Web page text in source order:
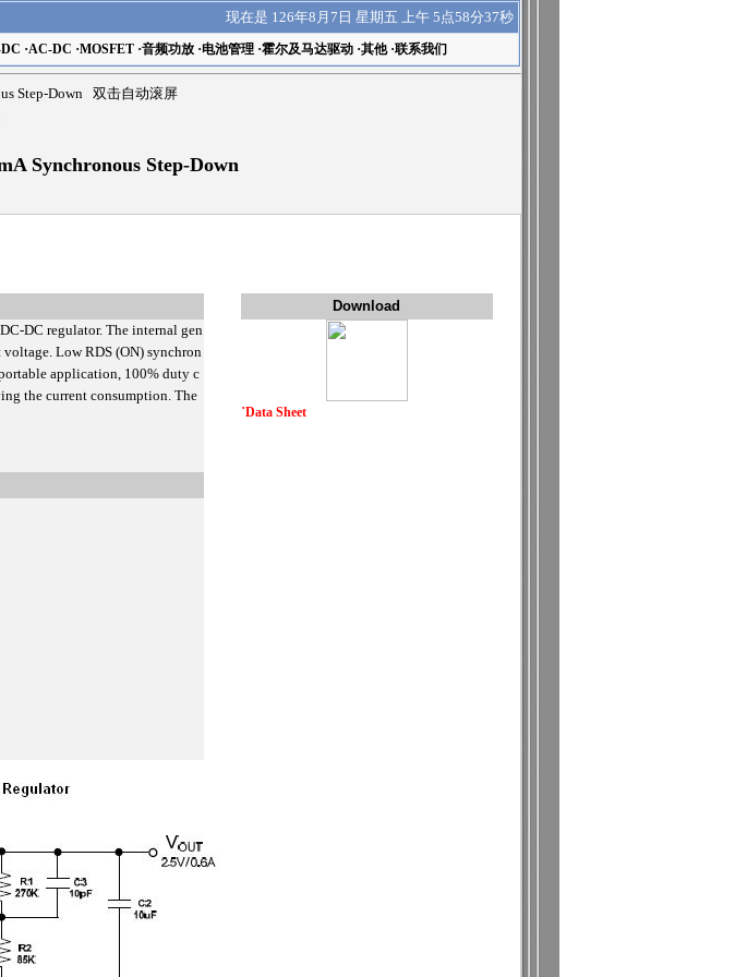
现在是 126年8月7日 星期五 上午 5点58分37秒
·AC-DC ·MOSFET·音频功放·电池管理·霍尔及马达驱动·其他·联系我们
Step-Down 双击自动滚屏
Synchronous Step-Down
Download
DC regulator. The internal gen
Low RDS (ON) synchron
application, 100% duty c
the current consumption. The
˙Data Sheet